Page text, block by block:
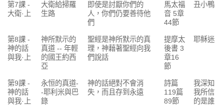
第7課 -
大衛·上
大衛給掃羅
生路
即使是討厭你們的
人，你們仍要善待他
們
馬太福
音 5章
44節
丑小鴨
第8課 -
神的話
與我·上
神所默示的
真道 -- 年輕
的國王約西
亞
聖經是神所默示的真
理，神藉著聖經向我
們說話
提摩太
後書 3
章16
節
耶稣迷
第9課 -
神的話
與我·上
永恒的真道-
-耶利米與巴
錄
神的話絕對不會消
失，而且存到永遠
詩篇
119篇
89節
我深知
我所信
的是誰